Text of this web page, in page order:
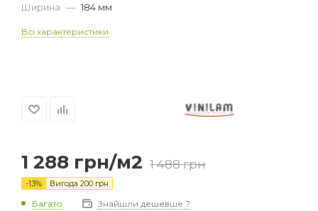
Ширина — 184 мм
Всі характеристики
1 288 грн/м2 1 488грн
-13% Вигода 200 грн
Багато Знайшли дешевше ?